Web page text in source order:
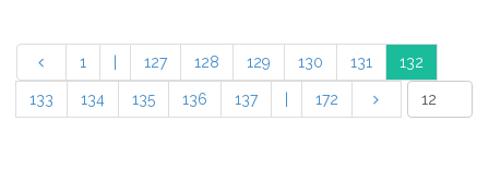
1 127 128 129 130 131 132
133 134 135 136 137 172